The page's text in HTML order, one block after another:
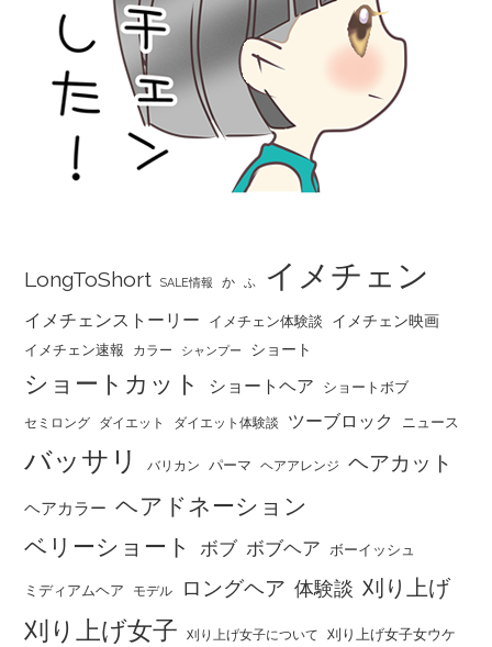
LongToShort SALE情報 か ふ イメチェン
イメチェンストーリー イメチェン体験談 イメチェン映画
イメチェン速報 カラー シャンプー ショート
ショートカット ショートヘア ショートボブ
セミロング ダイエット ダイエット体験談 ツーブロック ニュース
バッサリ バリカン パーマ ヘアアレンジ ヘアカット
ヘアカラー ヘアドネーション
ベリーショート
ボブ ボブヘア ボーイッシュ
ミディアムヘア モデル ロングヘア 体験談 刈り上げ
刈り上げ女子 刈り上げ女子について 刈り上げ女子女ウケ